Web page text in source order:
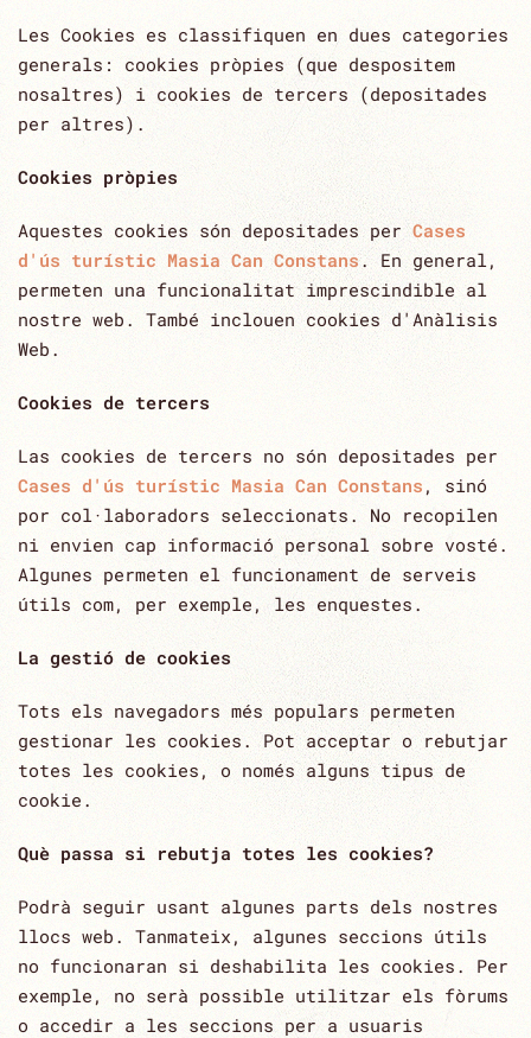
Les Cookies es classifiquen en dues categories
generals: cookies pròpies (que despositem
nosaltres) i cookies de tercers (depositades
per altres).
Cookies pròpies
Aquestes cookies són depositades per Cases
d'ús turístic Masia Can Constans. En general,
permeten una funcionalitat imprescindible al
nostre web. També inclouen cookies d'Anàlisis
Web.
Cookies de tercers
Las cookies de tercers no són depositades per
Cases d'ús turístic Masia Can Constans , sinó
por col·laboradors seleccionats. No recopilen
ni envien cap informació personal sobre vosté.
Algunes permeten el funcionament de serveis
útils com, per exemple, les enquestes.
La gestió de cookies
Tots els navegadors més populars permeten
gestionar les cookies. Pot acceptar o rebutjar
totes les cookies, o només alguns tipus de
cookie.
Què passa si rebutja totes les cookies?
Podrà seguir usant algunes parts dels nostres
llocs web. Tanmateix, algunes seccions útils
no funcionaran si deshabilita les cookies. Per
exemple, no serà possible utilitzar els fòrums
o accedir a les seccions per a usuaris